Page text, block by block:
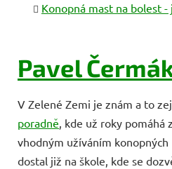
Konopná mast na bolest -
Pavel
V Zelené Zemi je znám a to
poradně, kde už roky pomáhá
vhodným užíváním
dostal již na škole, kde se